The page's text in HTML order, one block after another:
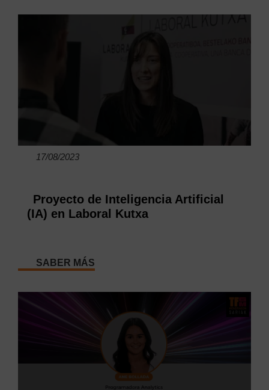
17/08/2023
Proyecto de Inteligencia Artificial
(IA) en Laboral Kutxa
SABER MÁS